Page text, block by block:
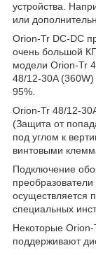
устройства.
или
Orion-Tr DC-DC
очень большой
модели Orion-Tr
48/12-30A
95%.
Orion-Tr 48/12-
(Защита от
под углом к
винтовыми
Подключение
осуществляется
специальных
Некоторые
поддерживают